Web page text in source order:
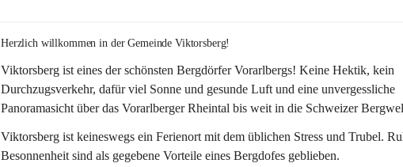
Herzlich willkommen in der Gemeinde Viktorsberg!
Viktorsberg ist eines der schönsten Bergdörfer Vorarlbergs! Keine Hektik, kein
Durchzugsverkehr, dafür viel Sonne und gesunde Luft und eine unvergessliche
Panoramasicht über das Vorarlberger Rheintal bis weit in die Schweizer
Viktorsberg ist keineswegs ein Ferienort mit dem üblichen Stress und Trubel.
Besonnenheit sind als gegebene Vorteile eines Bergdofes geblieben.